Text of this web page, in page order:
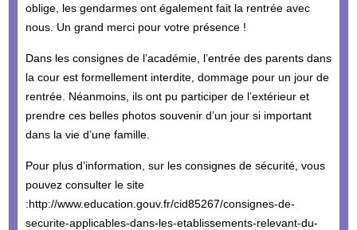
oblige, les gendarmes ont également fait la rentrée avec
nous. Un grand merci pour votre présence !
Dans les consignes de l’académie, l’entrée des parents dans
la cour est formellement interdite, dommage pour un jour de
rentrée. Néanmoins, ils ont pu participer de l’extérieur et
prendre ces belles photos souvenir d’un jour si important
dans la vie d’une famille.
Pour plus d’information, sur les consignes de sécurité, vous
pouvez consulter le site
:http://www.education.gouv.fr/cid85267/consignes-de-
securite-applicables-dans-les-etablissements-relevant-du-